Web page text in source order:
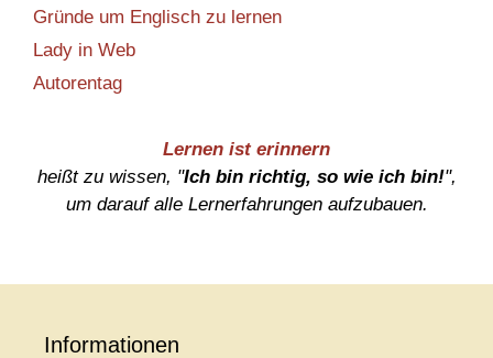
Gründe um Englisch zu lernen
Lady in Web
Autorentag
Lernen ist erinnern
heißt zu wissen, "Ich bin richtig, so wie ich bin!",
um darauf alle Lernerfahrungen aufzubauen.
Informationen